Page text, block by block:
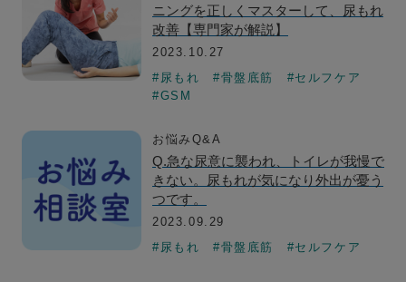
ニングを正しくマスターして、尿もれ
改善【専門家が解説】
2023.10.27
#尿もれ
#骨盤底筋
#セルフケア
#GSM
お悩みQ&A
Q.急な尿意に襲われ、トイレが我慢で
きない。尿もれが気になり外出が憂う
つです。
2023.09.29
#尿もれ
#骨盤底筋 #セルフケア